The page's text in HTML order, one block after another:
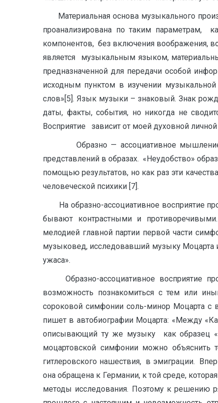
Материальная основа музыкального
проанализирована по таким параметрам,
компонентов, без включения воображения,
является музыкальным языком,
предназначенной для передачи особой
исходным пунктом в изучении
слов»[5]. Язык музыки – знаковый. Знак
даты, факты, события, но никогда не
Восприятие зависит от моей духовной
Образно — ассоциативное мышление —
представлений в образах. «Неудобство»
помощью результатов, но как раз эти
человеческой психики [7].
На образно-ассоциативное восприятие
бывают контрастными и
мелодией главной партии первой части
музыковед, исследовавший музыку Моцарта
ужаса».
Образно-ассоциативное восприятие
возможность познакомиться с тем или
сороковой симфонии соль-минор Моцарта с
пишет в автобиографии Моцарта: «Между
описывающий ту же музыку как образец
моцартовской симфонии можно
гитлеровского нашествия, в эмиграции.
она обращена к Германии, к той среде,
методы исследования. Поэтому к решению